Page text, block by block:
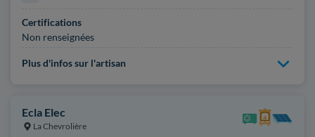
Certifications
Non renseignées
Plus d'infos sur l'artisan
Ecla Elec
La Chevrolière